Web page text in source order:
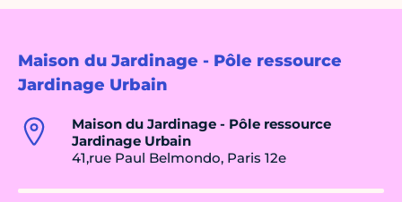
Maison du Jardinage - Pôle ressource
Jardinage Urbain
Maison du Jardinage - Pôle ressource
Jardinage Urbain
41,rue Paul Belmondo, Paris 12e